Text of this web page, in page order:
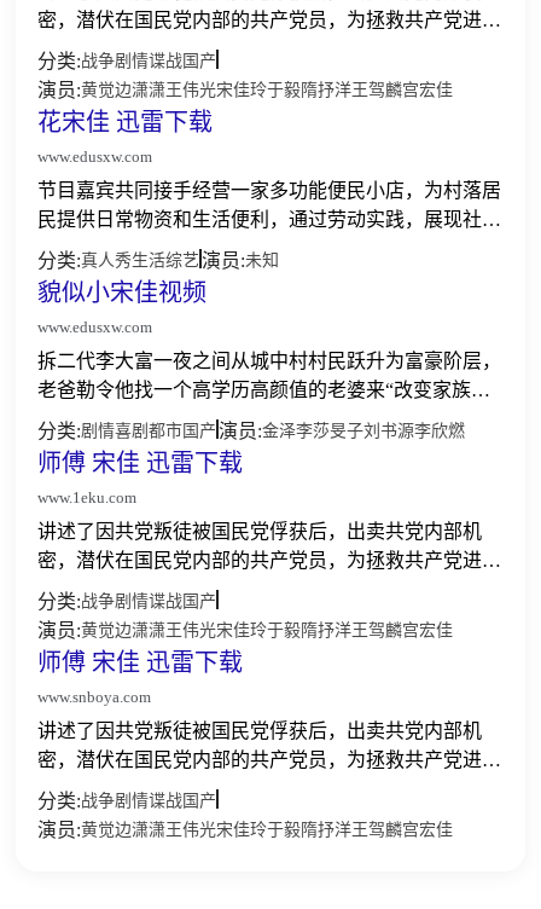
密，潜伏在国民党内部的共产党员，为拯救共产党进步
人士，并将共党人士安全送出上海，与国民党周旋斗智
斗勇的故事。是英雄人物谢云亭为解救同胞传递重要情
报，而上演...
分类:战争剧情谍战 国产
演员:黄觉边潇潇王伟光宋佳玲于毅隋抒洋王驾麟宫宏佳
花宋佳 迅雷下载
www.edusxw.com
节目嘉宾共同接手经营一家多功能便民小店，为村落居
民提供日常物资和生活便利，通过劳动实践，展现社会
主义新农村新风貌。...
分类:真人秀生活综艺 演员:未知
貌似小宋佳视频
www.edusxw.com
拆二代李大富一夜之间从城中村村民跃升为富豪阶层，
老爸勒令他找一个高学历高颜值的老婆来“改变家族基
因”，但李大富无法判断女友是否只是为房子而来，于
是将房子低价出租，试图通过近距离的同租生活物色合
适伴侣，...
分类:剧情喜剧 都市 国产 演员:金泽李莎旻子刘书源李欣燃
师傅 宋佳 迅雷下载
www.1eku.com
讲述了因共党叛徒被国民党俘获后，出卖共党内部机
密，潜伏在国民党内部的共产党员，为拯救共产党进步
人士，并将共党人士安全送出上海，与国民党周旋斗智
斗勇的故事。是英雄人物谢云亭为解救同胞传递重要情
报，而上演...
分类:战争剧情谍战 国产
演员:黄觉边潇潇王伟光宋佳玲于毅隋抒洋王驾麟宫宏佳
师傅 宋佳 迅雷下载
www.snboya.com
讲述了因共党叛徒被国民党俘获后，出卖共党内部机
密，潜伏在国民党内部的共产党员，为拯救共产党进步
人士，并将共党人士安全送出上海，与国民党周旋斗智
斗勇的故事。是英雄人物谢云亭为解救同胞传递重要情
分类:战争剧情谍战 国产
演员:黄觉边潇潇王伟光宋佳玲于毅隋抒洋王驾麟宫宏佳